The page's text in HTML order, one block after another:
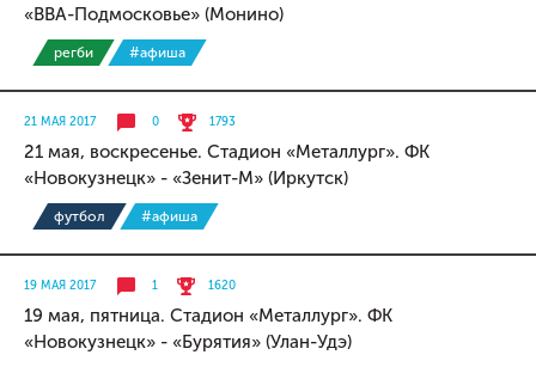
«ВВА-Подмосковье» (Монино)
регби #афиша
21 МАЯ 2017 0 1793
21 мая, воскресенье. Стадион «Металлург». ФК
«Новокузнецк» - «Зенит-М» (Иркутск)
футбол #афиша
19 МАЯ 2017 1 1620
19 мая, пятница. Стадион «Металлург». ФК
«Новокузнецк» - «Бурятия» (Улан-Удэ)